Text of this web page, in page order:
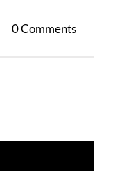
0 Comments